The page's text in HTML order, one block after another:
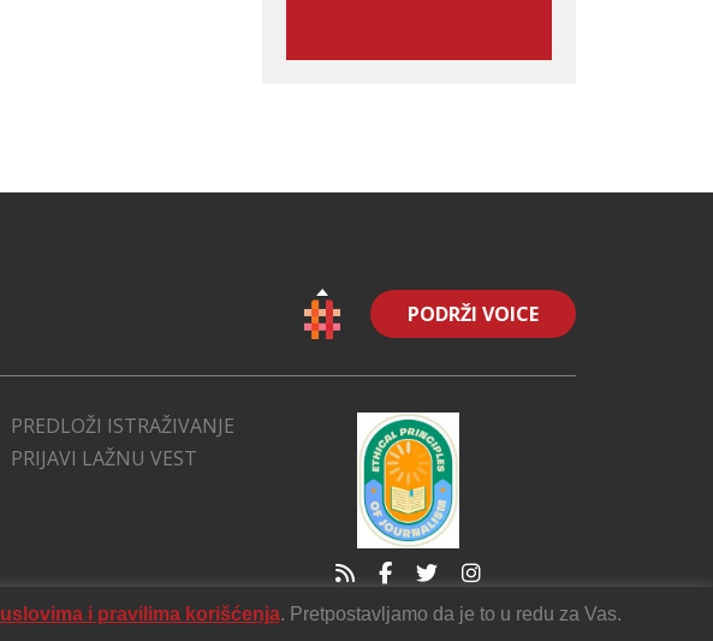
PODRŽI VOICE
PREDLOŽI ISTRAŽIVANJE
PRIJAVI LAŽNU VEST
uslovima i pravilima korišćenja. Pretpostavljamo da je to u redu za Vas.